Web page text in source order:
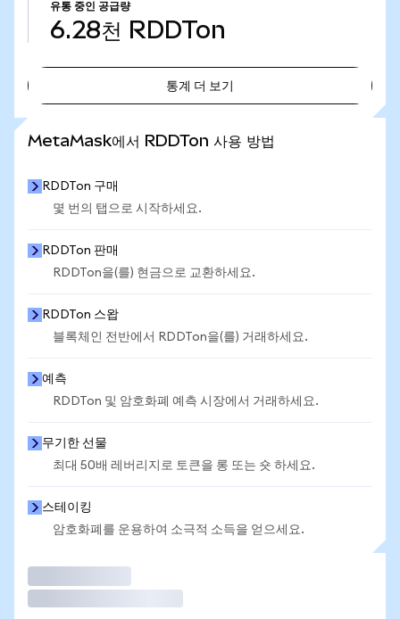
유통 중인 공급량
6.28천 RDDTon
통계 더 보기
MetaMask에서 RDDTon 사용 방법
RDDTon 구매
몇 번의 탭으로 시작하세요.
RDDTon 판매
RDDTon을(를) 현금으로 교환하세요.
RDDTon 스왑
블록체인 전반에서 RDDTon을(를) 거래하세요.
예측
RDDTon 및 암호화폐 예측 시장에서 거래하세요.
무기한 선물
최대 50배 레버리지로 토큰을 롱 또는 숏 하세요.
스테이킹
암호화폐를 운용하여 소극적 소득을 얻으세요.